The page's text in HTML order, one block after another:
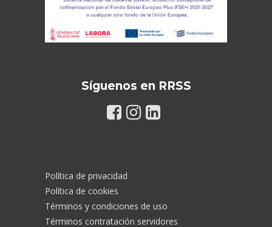
Síguenos en RRSS
Política de privacidad
Política de cookies
Términos y condiciones de uso
Términos contratación servidores